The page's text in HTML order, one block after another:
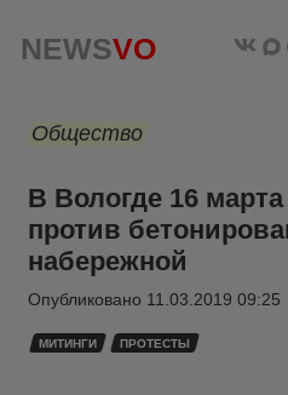
NEWSVO
Общество
В Вологде 16
против
набережной
Опубликовано 11.03.2019 09:25
МИТИНГИ ПРОТЕСТЫ